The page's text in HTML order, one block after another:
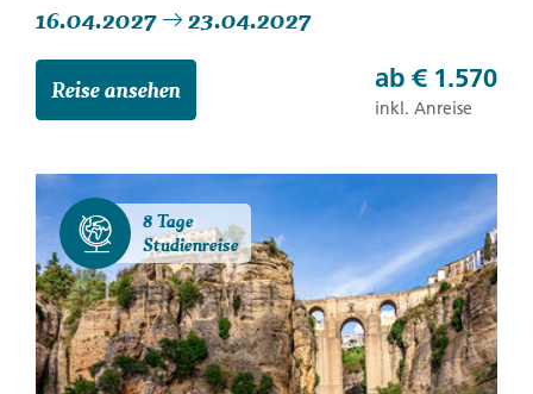
16.04.2027 23.04.2027
Reise ansehen ab € 1.570
inkl. Anreise
8 Tage
Studienreise